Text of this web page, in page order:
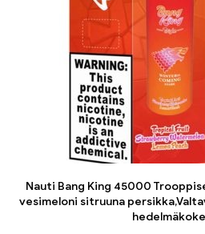
Nauti Bang King 45000
vesimeloni sitruuna